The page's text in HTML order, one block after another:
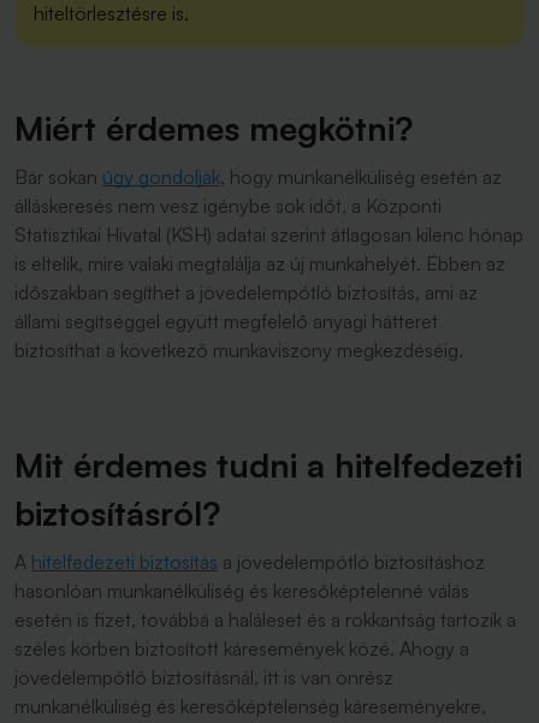
hiteltörlesztésre is.
Miért érdemes megkötni?
Bár sokan úgy gondolják, hogy munkanélküliség esetén az
álláskeresés nem vesz igénybe sok időt, a Központi
Statisztikai Hivatal (KSH) adatai szerint átlagosan kilenc hónap
is eltelik, mire valaki megtalálja az új munkahelyét. Ebben az
időszakban segíthet a jövedelempótló biztosítás, ami az
állami segítséggel együtt megfelelő anyagi hátteret
biztosíthat a következő munkaviszony megkezdéséig.
Mit érdemes tudni a hitelfedezeti
biztosításról?
A hitelfedezeti biztosítás a jövedelempótló biztosításhoz
hasonlóan munkanélküliség és keresőképtelenné válás
esetén is fizet, továbbá a haláleset és a rokkantság tartozik a
széles körben biztosított káresemények közé. Ahogy a
jövedelempótló biztosításnál, itt is van önrész
munkanélküliség és keresőképtelenség káreseményekre,